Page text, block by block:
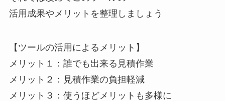
活用成果やメリットを整理しましょう
【ツールの活用によるメリット】
メリット１：誰でも出来る見積作業
メリット２：見積作業の負担軽減
メリット３：使うほどメリットも多様に